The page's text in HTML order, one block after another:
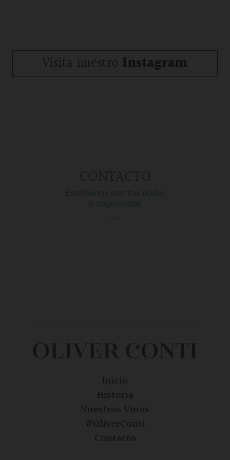
Visita nuestro Instagram
CONTACTO
Inicio
Historia
Nuestros Vinos
#OliverConti
Contacto